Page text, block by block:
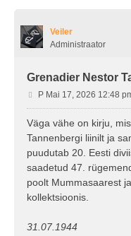
Veiler
Administraator
Grenadier Nestor
P
o
s
i
t
u
s
P Mai 17, 2026 12:48
Väga vähe on kirju,
Tannenbergi liinilt ja
puudutab 20. Eesti
saadetud 47.
poolt Mummasaarest
kollektsioonis.
31.07.1944